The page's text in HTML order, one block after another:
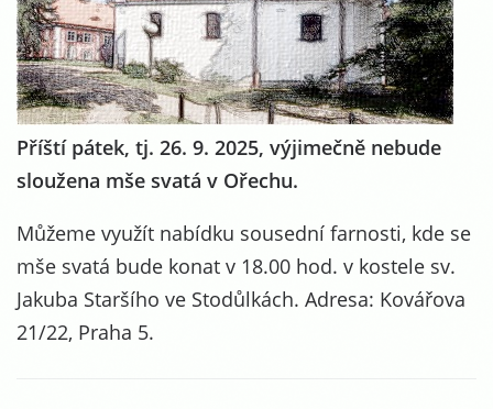
Příští pátek, tj. 26. 9. 2025, výjimečně nebude
sloužena mše svatá v Ořechu.
Můžeme využít nabídku sousední farnosti, kde se
mše svatá bude konat v 18.00 hod. v kostele sv.
Jakuba Staršího ve Stodůlkách. Adresa: Kovářova
21/22, Praha 5.